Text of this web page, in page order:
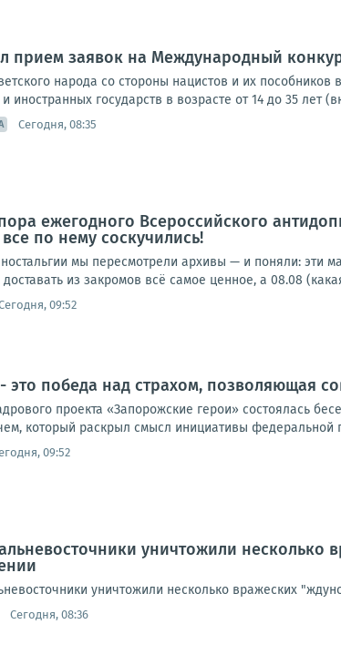
прием заявок на Международный
народа со стороны нацистов и их
иностранных государств в возрасте от 14 до 35 лет
Сегодня, 08:35
ежегодного Всероссийского
по нему соскучились!
мы пересмотрели архивы — и поняли: эти
из закромов всё самое ценное, а 08.08
09:52
это победа над страхом, позволяющая
проекта «Запорожские герои» состоялась
который раскрыл смысл инициативы
09:52
уничтожили несколько
уничтожили несколько вражеских
Сегодня, 08:36